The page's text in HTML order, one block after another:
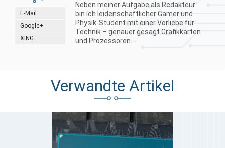
E-Mail
Google+
XING
Neben meiner Aufgabe als Redakteur
bin ich leidenschaftlicher Gamer und
Physik-Student mit einer Vorliebe für
Technik – genauer gesagt Grafikkarten
und Prozessoren...
Verwandte Artikel